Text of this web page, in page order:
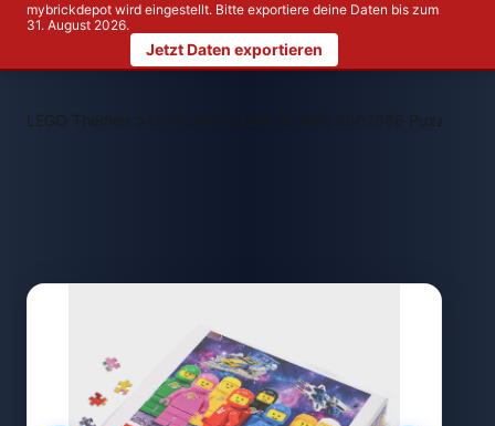
mybrickdepot wird eingestellt. Bitte exportiere deine Daten bis zum
31. August 2026.
Jetzt Daten exportieren
LEGO Themen > LEGO 5007066 Puzzle -